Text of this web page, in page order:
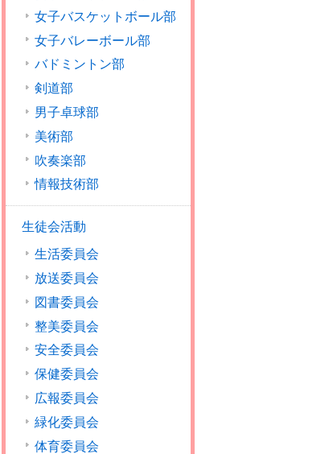
女子バスケットボール部
女子バレーボール部
バドミントン部
剣道部
男子卓球部
美術部
吹奏楽部
情報技術部
生徒会活動
生活委員会
放送委員会
図書委員会
整美委員会
安全委員会
保健委員会
広報委員会
緑化委員会
体育委員会